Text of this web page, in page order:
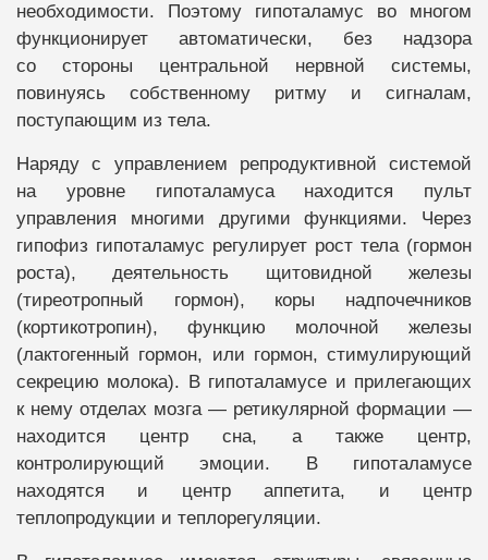
необходимости. Поэтому гипоталамус во многом
функционирует автоматически, без надзора
со стороны центральной нервной системы,
повинуясь собственному ритму и сигналам,
поступающим из тела.
Наряду с управлением репродуктивной системой
на уровне гипоталамуса находится пульт
управления многими другими функциями. Через
гипофиз гипоталамус регулирует рост тела (гормон
роста), деятельность щитовидной железы
(тиреотропный гормон), коры надпочечников
(кортикотропин), функцию молочной железы
(лактогенный гормон, или гормон, стимулирующий
секрецию молока). В гипоталамусе и прилегающих
к нему отделах мозга — ретикулярной формации —
находится центр сна, а также центр,
контролирующий эмоции. В гипоталамусе
находятся и центр аппетита, и центр
теплопродукции и теплорегуляции.